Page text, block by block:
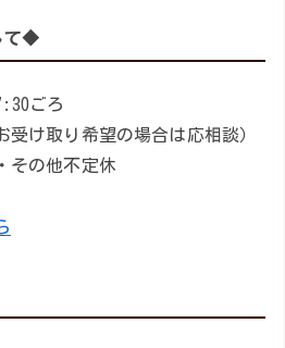
て◆
ごろ
受け取り希望の場合は応相談）
その他不定休